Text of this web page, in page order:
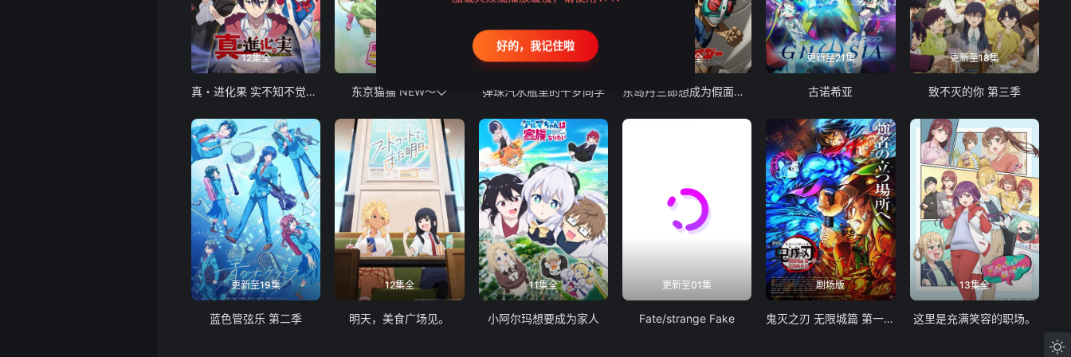
12集全
真・进化果 实不知不觉踏上胜利的人生 东京猫猫 NEW～♡ 弹珠汽水瓶里的千岁同学
24集全
东岛丹三郎想成为假面骑士
更新至21集
古诺希亚
更新至18集
致不灭的你 第三季
更新至19集
蓝色管弦乐 第二季
12集全
明天，美食广场见。
11集全
小阿尔玛想要成为家人
更新至01集
Fate/strange Fake
剧场版
鬼灭之刃 无限城篇 第一章 猗窝座再袭
13集全
这里是充满笑容的职场。
好的，我记住啦